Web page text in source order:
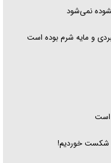
نمی‌شود
و مایه شرم بوده است
است
شکست خوردیم!